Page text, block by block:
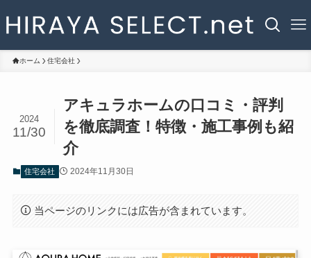
ホーム 住宅会社
アキュラホームの口コミ・評判
を徹底調査！特徴・施工事例も紹
介
2024
11/30
住宅会社 2024年11月30日
当ページのリンクには広告が含まれています。